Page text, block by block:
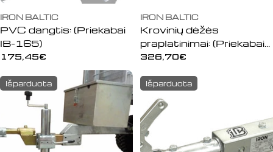
IRON BALTIC
PVC dangtis: (Priekabai
IB-165)
Įprasta
175,45€
IRON BALTIC
Krovinių dėžės
praplatinimai: (Priekabai
IB-165)
Įprasta
326,70€
Išparduota Išparduota